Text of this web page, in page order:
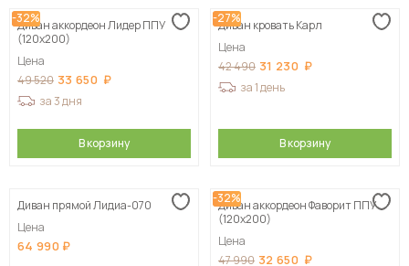
-32%
Диван аккордеон Лидер ППУ
(120х200)
Цена
49 520 33 650
за 3 дня
В корзину
-27%
Диван кровать Карл
Цена
42 490 31 230
за 1 день
В корзину
Диван прямой Лидиа-070
Цена
64 990
-32%
Диван аккордеон Фаворит ППУ
(120х200)
Цена
47 990 32 650